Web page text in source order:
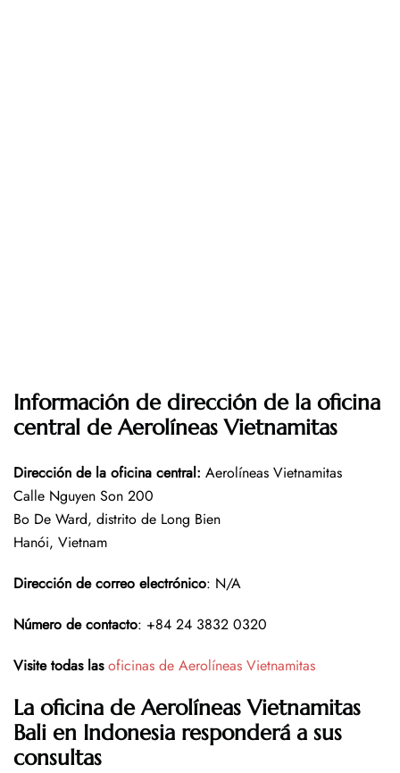
Información de dirección de la oficina
central de Aerolíneas Vietnamitas
Dirección de la oficina central: Aerolíneas Vietnamitas
Calle Nguyen Son 200
Bo De Ward, distrito de Long Bien
Hanói, Vietnam
Dirección de correo electrónico: N/A
Número de contacto: +84 24 3832 0320
Visite todas las oficinas de Aerolíneas Vietnamitas
La oficina de Aerolíneas Vietnamitas
Bali en Indonesia responderá a sus
consultas